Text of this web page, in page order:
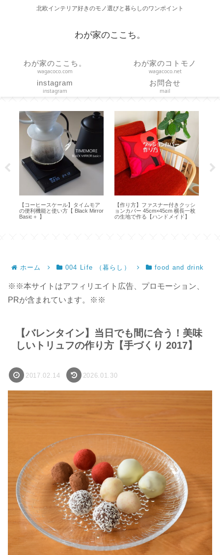
北欧インテリア好きのモノ選びと暮らしのワンポイント
わが家のここち。
わが家のここち。
wagacoco.com
わが家のコトモノ
wagacoco.net
instagram
instagram
お問合せ
mail
【コーヒースケール】タイムモア
の便利機能と使い方【 Black Mirror
Basic＋ 】
【作り方】ファスナー付きクッシ
ョンカバー 45cm×45cm 横長一枚
の生地で作る【ハンドメイド】
ホーム 004 Life （暮らし） food and drink
※※本サイトはアフィリエイト広告、プロモーション、
PRが含まれています。※※
【バレンタイン】当日でも間に合う！美味
しいトリュフの作り方【手づくり 2017】
2017.02.14 2026.01.30